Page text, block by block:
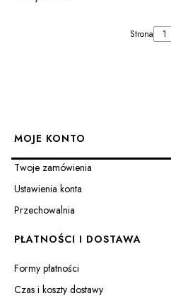
ZOBACZ PRODUKT
28 29
Strona
Linki w stopce
MOJE KONTO
Twoje zamówienia
Ustawienia konta
Przechowalnia
PŁATNOŚCI I DOSTAWA
Formy płatności
Czas i koszty dostawy